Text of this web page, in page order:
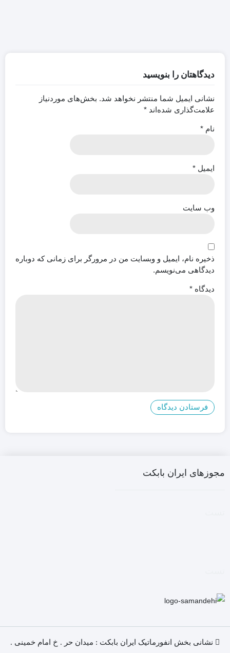
دیدگاهتان را بنویسید
نشانی ایمیل شما منتشر نخواهد شد. بخش‌های موردنیاز
علامت‌گذاری شده‌اند *
نام *
ایمیل *
وب‌ سایت
ذخیره نام، ایمیل و وبسایت من در مرورگر برای زمانی که دوباره
دیدگاهی می‌نویسم.
دیدگاه *
مجوزهای ایران بابکت
نشانی بخش انفورماتیک ایران بابکت : میدان حر . خ امام خمینی .